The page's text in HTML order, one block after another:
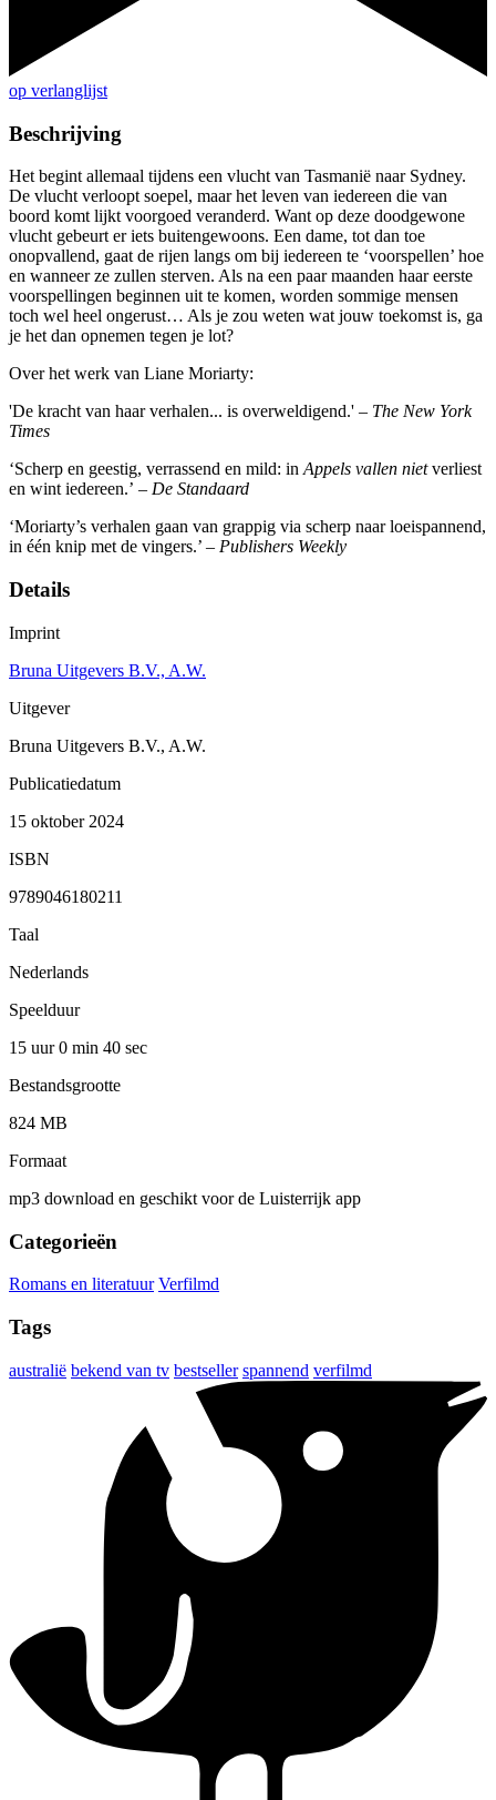
op verlanglijst
Beschrijving
Het begint allemaal tijdens een vlucht van Tasmanië naar Sydney.
De vlucht verloopt soepel, maar het leven van iedereen die van
boord komt lijkt voorgoed veranderd. Want op deze doodgewone
vlucht gebeurt er iets buitengewoons. Een dame, tot dan toe
onopvallend, gaat de rijen langs om bij iedereen te ‘voorspellen’ hoe
en wanneer ze zullen sterven. Als na een paar maanden haar eerste
voorspellingen beginnen uit te komen, worden sommige mensen
toch wel heel ongerust… Als je zou weten wat jouw toekomst is, ga
je het dan opnemen tegen je lot?
Over het werk van Liane Moriarty:
'De kracht van haar verhalen... is overweldigend.' – The New York
Times
‘Scherp en geestig, verrassend en mild: inAppels vallen nietverliest
en wint iedereen.’ – De Standaard
‘Moriarty’s verhalen gaan van grappig via scherp naar loeispannend,
in één knip met de vingers.’ – Publishers Weekly
Details
Imprint
Bruna Uitgevers B.V., A.W.
Uitgever
Bruna Uitgevers B.V., A.W.
Publicatiedatum
15 oktober 2024
ISBN
9789046180211
Taal
Nederlands
Speelduur
15 uur 0 min 40 sec
Bestandsgrootte
824 MB
Formaat
mp3 download en geschikt voor de Luisterrijk app
Categorieën
Romans en literatuur Verfilmd
Tags
australië bekend van tv bestseller spannend verfilmd